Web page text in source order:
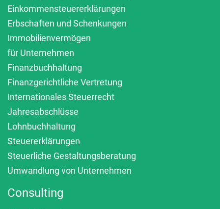
Einkommensteuererklärungen
Erbschaften und Schenkungen
Immobilienvermögen
für Unternehmen
Finanzbuchhaltung
Finanzgerichtliche Vertretung
Internationales Steuerrecht
Jahresabschlüsse
Lohnbuchhaltung
Steuererklärungen
Steuerliche Gestaltungsberatung
Umwandlung von Unternehmen
Consulting